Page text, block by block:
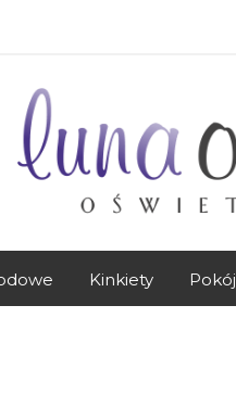
Kinkiety